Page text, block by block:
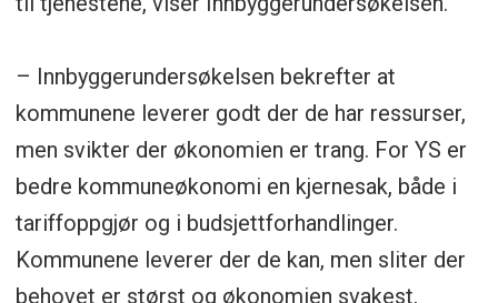
– Innbyggerundersøkelsen bekrefter at
kommunene leverer godt der de har ressurser,
men svikter der økonomien er trang. For YS er
bedre kommuneøkonomi en kjernesak, både i
tariffoppgjør og i budsjettforhandlinger.
Kommunene leverer der de kan, men sliter der
behovet er størst og økonomien svakest,